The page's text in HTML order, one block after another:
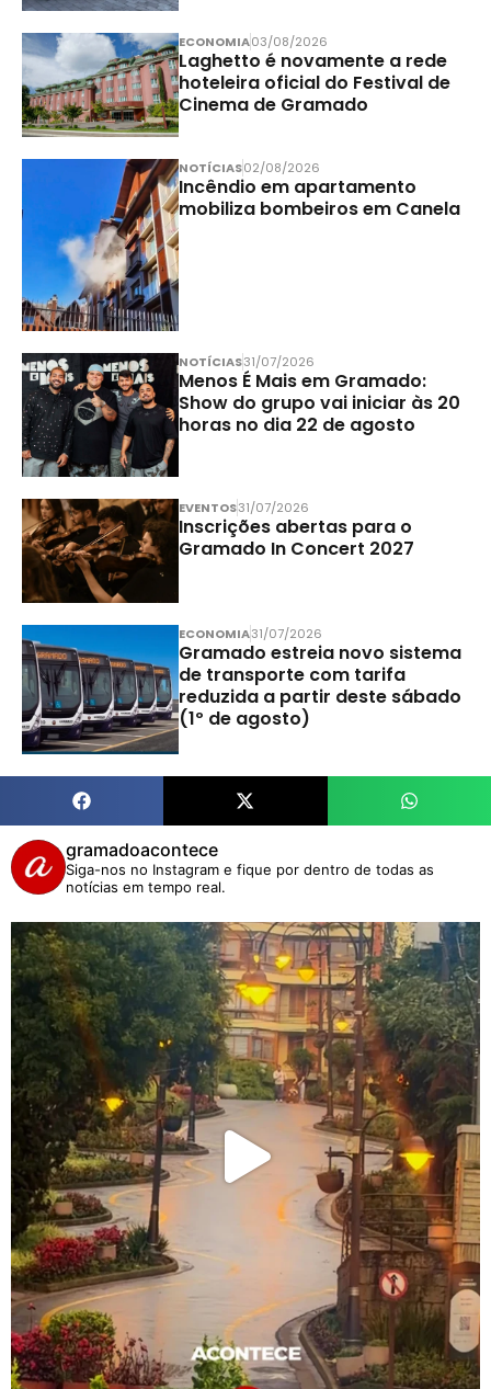
ECONOMIA03/08/2026
Laghetto é novamente a rede
hoteleira oficial do Festival de
Cinema de Gramado
NOTÍCIAS02/08/2026
Incêndio em apartamento
mobiliza bombeiros em Canela
NOTÍCIAS31/07/2026
Menos É Mais em Gramado:
Show do grupo vai iniciar às 20
horas no dia 22 de agosto
EVENTOS31/07/2026
Inscrições abertas para o
Gramado In Concert 2027
ECONOMIA31/07/2026
Gramado estreia novo sistema
de transporte com tarifa
reduzida a partir deste sábado
(1º de agosto)
gramadoacontece
Siga-nos no Instagram e fique por dentro de todas as
notícias em tempo real.